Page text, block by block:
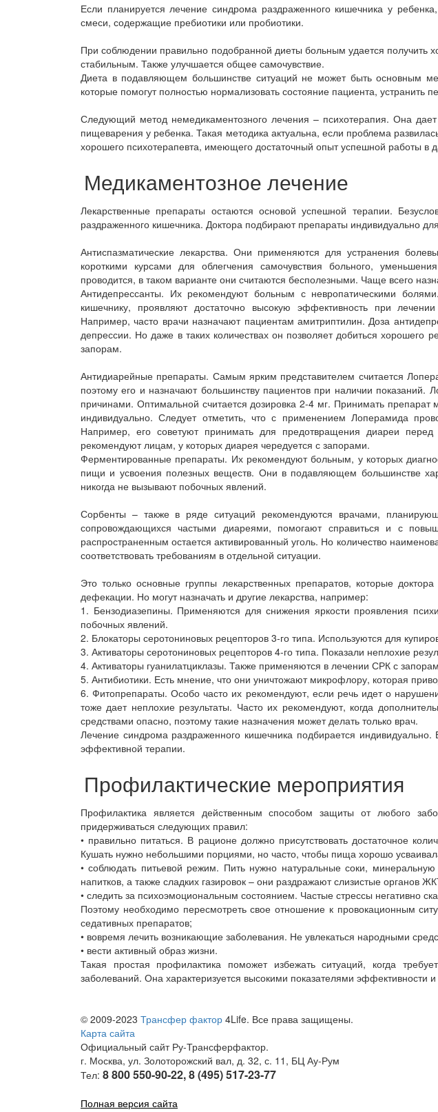
Если планируется лечение синдрома раздраженного кишечника у
смеси, содержащие пребиотики или пробиотики.
При соблюдении правильно подобранной диеты больным удается получить
стабильным. Также улучшается общее самочувствие.
Диета в подавляющем большинстве ситуаций не может быть основным
которые помогут полностью нормализовать состояние пациента, устранить
Следующий метод немедикаментозного лечения – психотерапия. Она
пищеварения у ребенка. Такая методика актуальна, если проблема
хорошего психотерапевта, имеющего достаточный опыт успешной работы в
Медикаментозное лечение
Лекарственные препараты остаются основой успешной терапии.
раздраженного кишечника. Доктора подбирают препараты индивидуально
Антиспазматические лекарства. Они применяются для устранения
короткими курсами для облегчения самочувствия больного,
проводится, в таком варианте они считаются бесполезными. Чаще всего
Антидепрессанты. Их рекомендуют больным с невропатическими
кишечнику, проявляют достаточно высокую эффективность при
Например, часто врачи назначают пациентам амитриптилин. Доза
депрессии. Но даже в таких количествах он позволяет добиться
запорам.
Антидиарейные препараты. Самым ярким представителем считается
поэтому его и назначают большинству пациентов при наличии
причинами. Оптимальной считается дозировка 2-4 мг. Принимать
индивидуально. Следует отметить, что с применением Лоперамида
Например, его советуют принимать для предотвращения диареи
рекомендуют лицам, у которых диарея чередуется с запорами.
Ферментированные препараты. Их рекомендуют больным, у которых
пищи и усвоения полезных веществ. Они в подавляющем большинстве
никогда не вызывают побочных явлений.
Сорбенты – также в ряде ситуаций рекомендуются врачами,
сопровождающихся частыми диареями, помогают справиться и с
распространенным остается активированный уголь. Но количество
соответствовать требованиям в отдельной ситуации.
Это только основные группы лекарственных препаратов, которые
дефекации. Но могут назначать и другие лекарства, например:
1. Бензодиазепины. Применяются для снижения яркости проявления
побочных явлений.
2. Блокаторы серотониновых рецепторов 3-го типа. Используются для
3. Активаторы серотониновых рецепторов 4-го типа. Показали неплохие
4. Активаторы гуанилатциклазы. Также применяются в лечении СРК с
5. Антибиотики. Есть мнение, что они уничтожают микрофлору, которая
6. Фитопрепараты. Особо часто их рекомендуют, если речь идет о
тоже дает неплохие результаты. Часто их рекомендуют, когда
средствами опасно, поэтому такие назначения может делать только врач.
Лечение синдрома раздраженного кишечника подбирается
эффективной терапии.
Профилактические мероприятия
Профилактика является действенным способом защиты от любого
придерживаться следующих правил:
• правильно питаться. В рационе должно присутствовать достаточное
Кушать нужно небольшими порциями, но часто, чтобы пища хорошо
• соблюдать питьевой режим. Пить нужно натуральные соки,
напитков, а также сладких газировок – они раздражают слизистые органов
• следить за психоэмоциональным состоянием. Частые стрессы негативно
Поэтому необходимо пересмотреть свое отношение к провокационным
седативных препаратов;
• вовремя лечить возникающие заболевания. Не увлекаться народными
• вести активный образ жизни.
Такая простая профилактика поможет избежать ситуаций, когда
заболеваний. Она характеризуется высокими показателями эффективности
© 2009-2023 Трансфер фактор 4Life. Все права защищены.
Карта сайта
Официальный сайт Ру-Трансферфактор.
г. Москва, ул. Золоторожский вал, д. 32, с. 11, БЦ Ау-Рум
Тел: 8 800 550-90-22, 8 (495) 517-23-77
Полная версия сайта